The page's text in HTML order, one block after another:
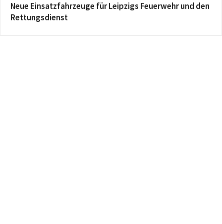
Neue Einsatzfahrzeuge für Leipzigs Feuerwehr und den
Rettungsdienst